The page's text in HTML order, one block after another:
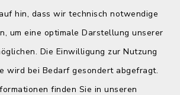
hin, dass wir technisch notwendige
um eine optimale Darstellung unserer
Die Einwilligung zur Nutzung
wird bei Bedarf gesondert abgefragt.
finden Sie in unseren